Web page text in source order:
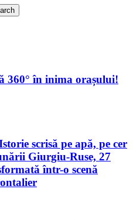
360° în inima orașului!
scrisă pe apă, pe cer
Giurgiu-Ruse, 27
într-o scenă